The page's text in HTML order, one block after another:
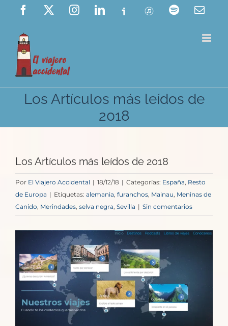
Saltar
contenido
Facebook InstagramLinkedIn
Ivoox ITunes Spotify
Los Artículos más leídos de
2018
Los Artículos más leídos de 2018
Por El Viajero Accidental | 18/12/18 | Categorías: España, Resto
de Europa | Etiquetas: alemania, furanchos, Mainau, Meninas de
Canido, Merindades, selva negra, Sevilla | Sin comentarios
imagen
más